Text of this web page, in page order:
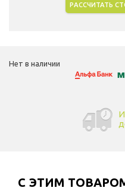
РАССЧИТАТЬ
Нет в наличии
C ЭТИМ